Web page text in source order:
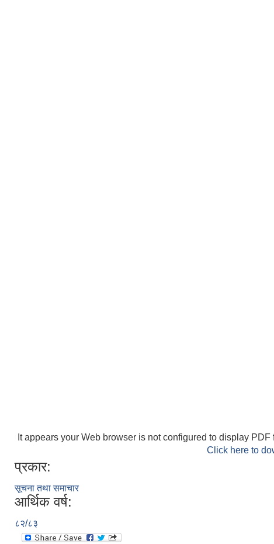
It appears your Web browser is not configured to display PDF
Click here to
प्रकार:
सूचना तथा समाचार
आर्थिक वर्ष:
८२/८३